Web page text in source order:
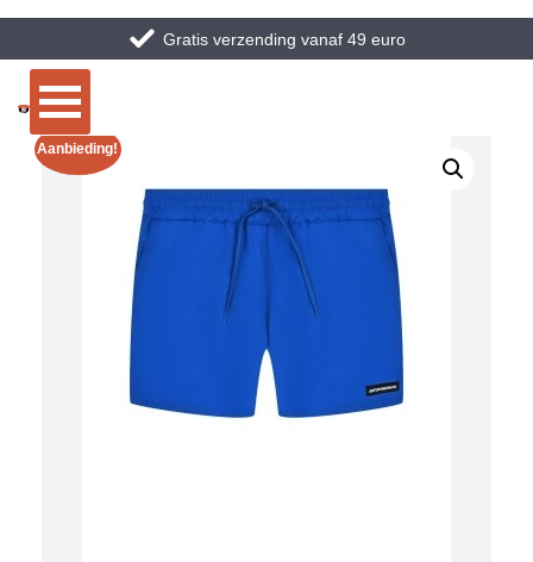
Gratis verzending vanaf 49 euro
Aanbieding!